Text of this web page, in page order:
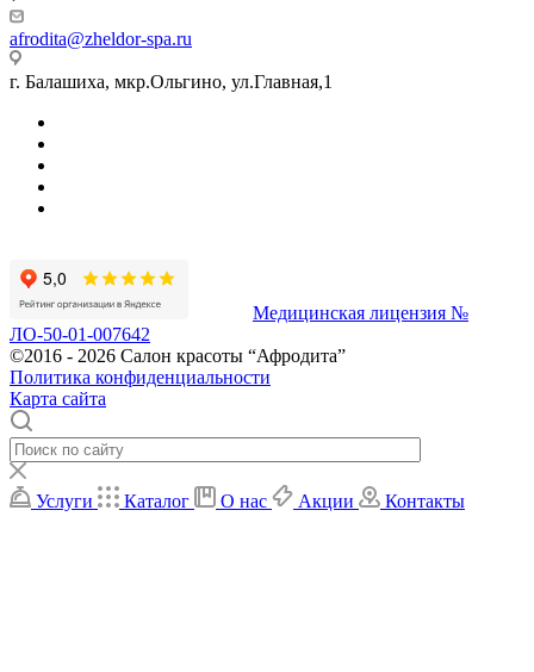
afrodita@zheldor-spa.ru
г. Балашиха, мкр.Ольгино, ул.Главная,1
Медицинская лицензия №
ЛО-50-01-007642
©2016 - 2026 Салон красоты “Афродита”
Политика конфиденциальности
Карта сайта
Услуги Каталог О нас Акции Контакты